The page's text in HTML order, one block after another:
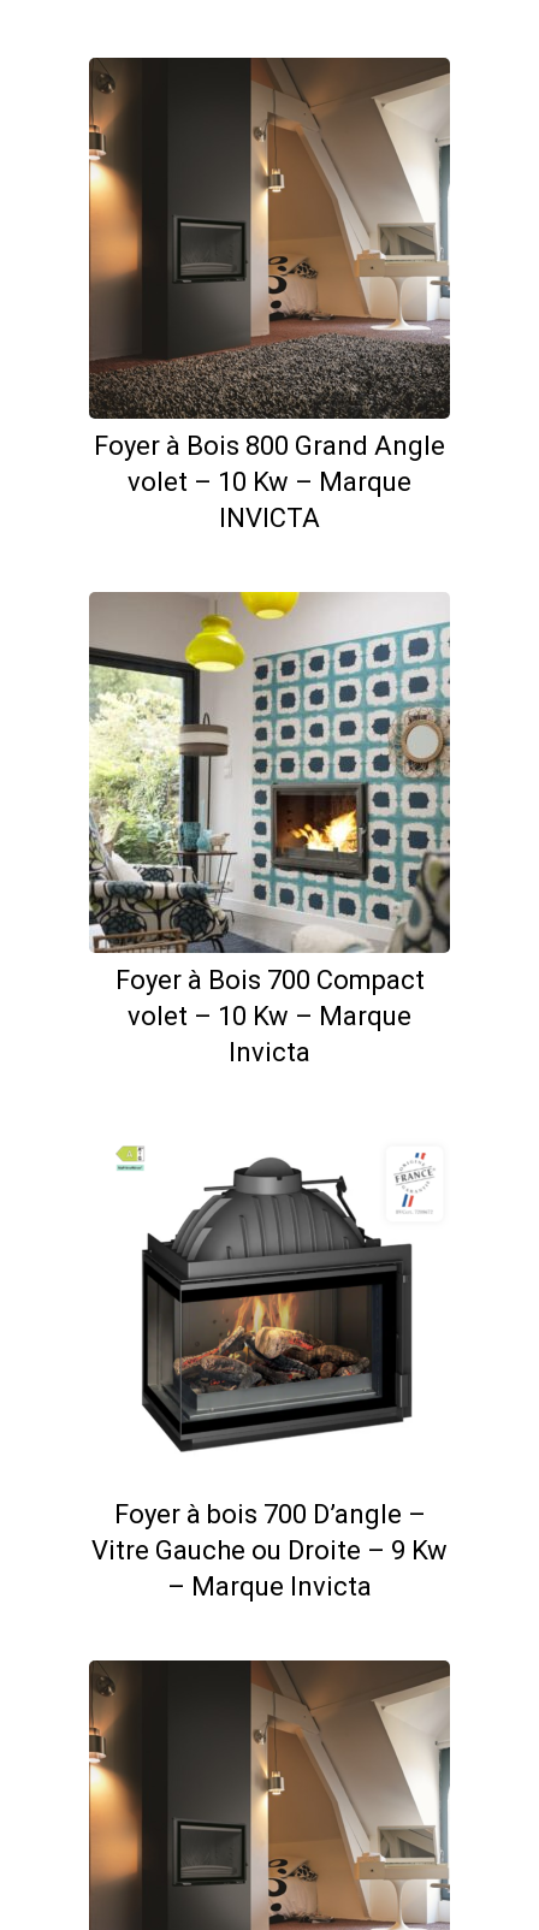
Foyer à Bois 800 Grand Angle
volet – 10 Kw – Marque
INVICTA
Foyer à Bois 700 Compact
volet – 10 Kw – Marque
Invicta
Foyer à bois 700 D’angle –
Vitre Gauche ou Droite – 9 Kw
– Marque Invicta